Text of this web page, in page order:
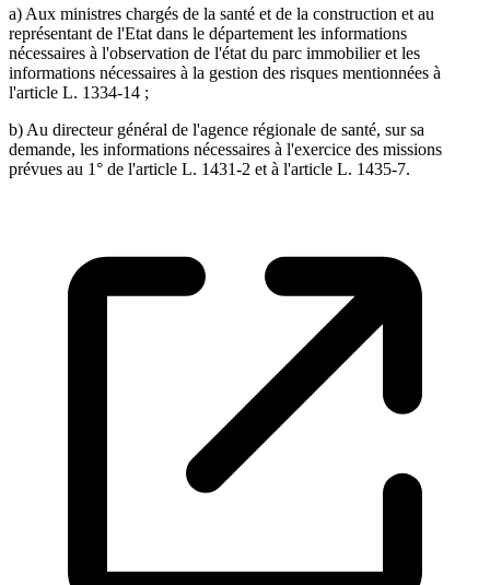
a) Aux ministres chargés de la santé et de la construction et au
représentant de l'Etat dans le département les informations
nécessaires à l'observation de l'état du parc immobilier et les
informations nécessaires à la gestion des risques mentionnées à
l'article L. 1334-14 ;
b) Au directeur général de l'agence régionale de santé, sur sa
demande, les informations nécessaires à l'exercice des missions
prévues au 1° de l'article L. 1431-2 et à l'article L. 1435-7.